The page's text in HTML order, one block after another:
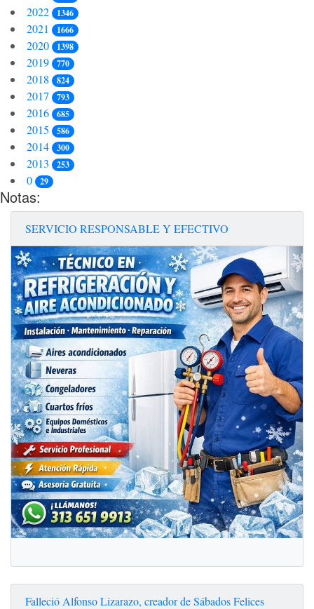
2022 1346
2021 1666
2020 1398
2019 770
2018 824
2017 793
2016 685
2015 586
2014 300
2013 253
0 29
Notas:
SERVICIO RESPONSABLE Y EFECTIVO
Falleció Alfonso Lizarazo, creador de Sábados Felices